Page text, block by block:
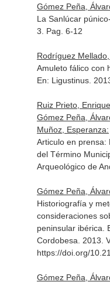
Gómez Peña,
La Sanlúcar
3. Pag. 6-12
Rodríguez
Amuleto fálico con
En: Ligustinus.
Ruiz Prieto,
Gómez Peña,
Muñoz, Esperanza:
Articulo en prensa:
del Término
Arqueológico de
Gómez Peña,
Historiografía y
consideraciones
peninsular ibérica.
Cordobesa . 2013.
https://doi.org/
Gómez Peña,